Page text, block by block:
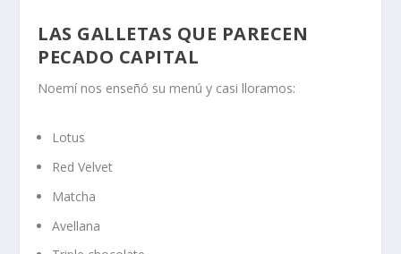
LAS GALLETAS QUE PARECEN
PECADO CAPITAL
Noemí nos enseñó su menú y casi lloramos:
Lotus
Red Velvet
Matcha
Avellana